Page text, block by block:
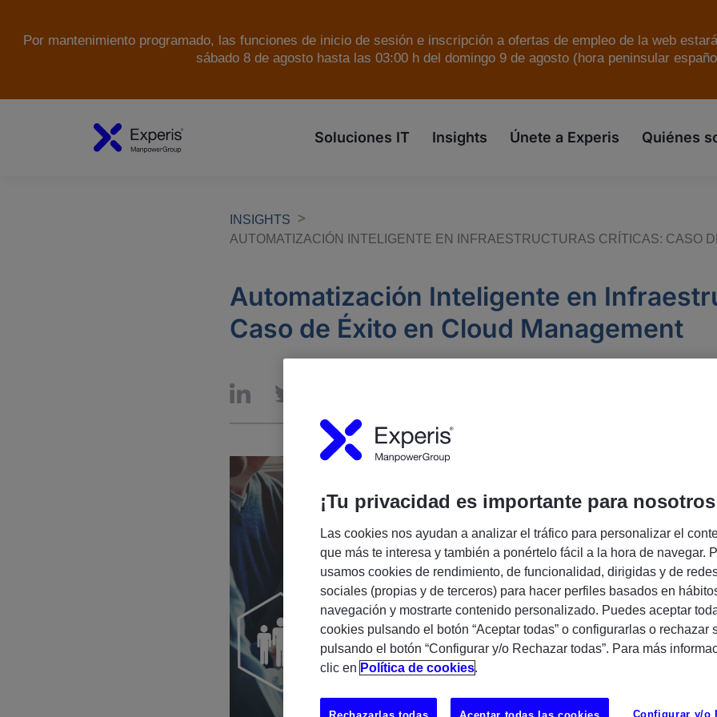
Por mantenimiento programado, las funciones de inicio de sesión e inscripción a ofertas de empleo de la web
sábado 8 de agosto hasta las 03:00 h del domingo 9 de agosto (hora peninsular
Soluciones IT Insights Únete a Experis Quiénes
INSIGHTS
AUTOMATIZACIÓN INTELIGENTE EN INFRAESTRUCTURAS CRÍTICAS: CASO
Automatización Inteligente en
Caso de Éxito en Cloud Management
¡Tu privacidad es importante para
Las cookies nos ayudan a analizar el tráfico para personalizar el
que más te interesa y también a ponértelo fácil a la hora de navegar.
usamos cookies de rendimiento, de funcionalidad, dirigidas y de
sociales (propias y de terceros) para hacer perfiles basados en
navegación y mostrarte contenido personalizado. Puedes aceptar
cookies pulsando el botón “Aceptar todas” o configurarlas o rechazar
pulsando el botón “Configurar y/o Rechazar todas”. Para más
clic en Política de cookies.
Configurar y/o